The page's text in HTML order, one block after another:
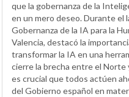
que la gobernanza de la
en un mero deseo. Durante el
Gobernanza de la IA para la
Valencia, destacó la
transformar la IA en una
cierre la brecha entre el Norte
es crucial que todos actúen
del Gobierno español en